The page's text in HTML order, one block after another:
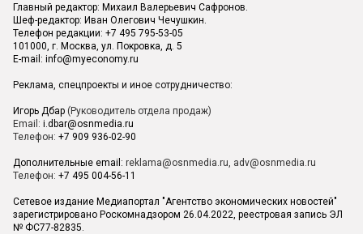
Главный редактор: Михаил Валерьевич Сафронов.
Шеф-редактор: Иван Олегович Чечушкин.
Телефон редакции: +7 495 795-53-05
101000, г. Москва, ул. Покровка, д. 5
E-mail: info@myeconomy.ru
Реклама, спецпроекты и иное сотрудничество:
Игорь Дбар (Руководитель отдела продаж)
Email: i.dbar@osnmedia.ru
Телефон: +7 909 936-02-90
Дополнительные email: reklama@osnmedia.ru, adv@osnmedia.ru
Телефон: +7 495 004-56-11
Сетевое издание Медиапортал "Агентство экономических новостей"
зарегистрировано Роскомнадзором 26.04.2022, реестровая запись ЭЛ
№ ФС77-82835.